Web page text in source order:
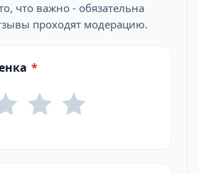
что важно - обязательна
проходят модерацию.
*